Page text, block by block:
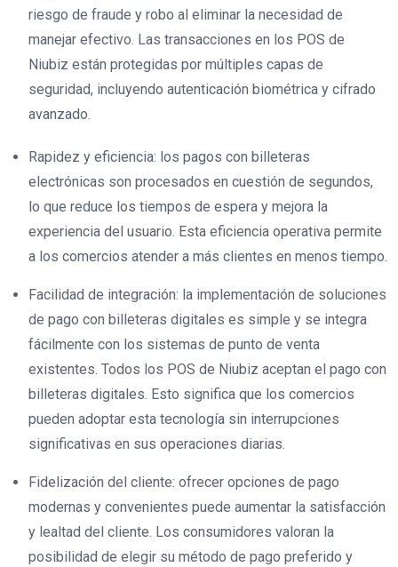
riesgo de fraude y robo al eliminar la necesidad de
manejar efectivo. Las transacciones en los POS de
Niubiz están protegidas por múltiples capas de
seguridad, incluyendo autenticación biométrica y cifrado
avanzado.
Rapidez y eficiencia: los pagos con billeteras
electrónicas son procesados en cuestión de segundos,
lo que reduce los tiempos de espera y mejora la
experiencia del usuario. Esta eficiencia operativa permite
a los comercios atender a más clientes en menos tiempo.
Facilidad de integración: la implementación de soluciones
de pago con billeteras digitales es simple y se integra
fácilmente con los sistemas de punto de venta
existentes. Todos los POS de Niubiz aceptan el pago con
billeteras digitales. Esto significa que los comercios
pueden adoptar esta tecnología sin interrupciones
significativas en sus operaciones diarias.
Fidelización del cliente: ofrecer opciones de pago
modernas y convenientes puede aumentar la satisfacción
y lealtad del cliente. Los consumidores valoran la
posibilidad de elegir su método de pago preferido y